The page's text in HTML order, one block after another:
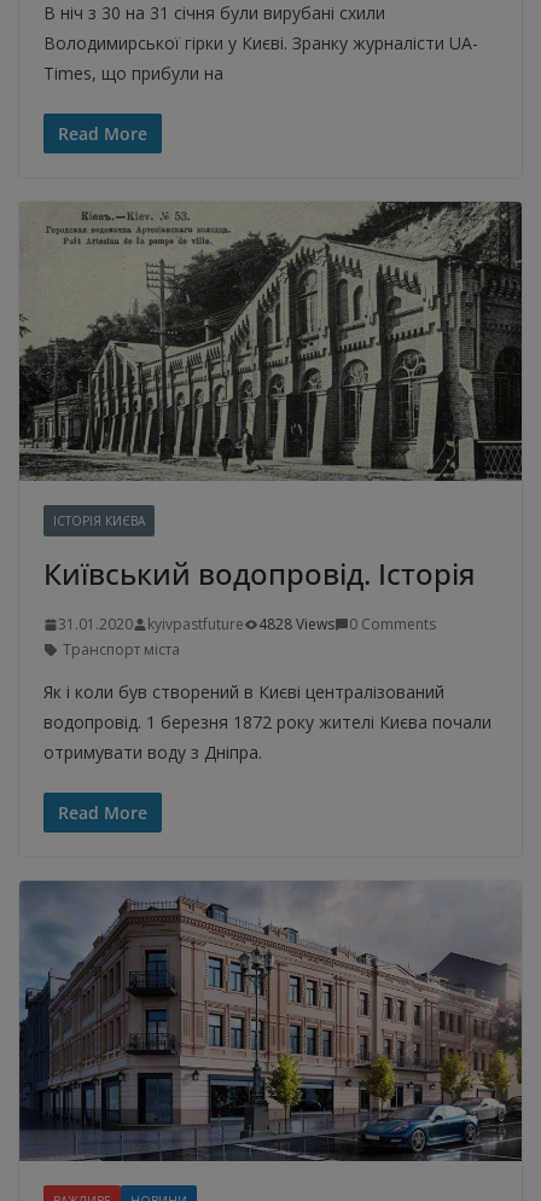
В ніч з 30 на 31 січня були вирубані схили
Володимирської гірки у Києві. Зранку журналісти UA-
Times, що прибули на
Read More
ІСТОРІЯ КИЄВА
Київський водопровід. Історія
31.01.2020 kyivpastfuture 4828 Views
0 Comments
Транспорт міста
Як і коли був створений в Києві централізований
водопровід. 1 березня 1872 року жителі Києва почали
отримувати воду з Дніпра.
Read More